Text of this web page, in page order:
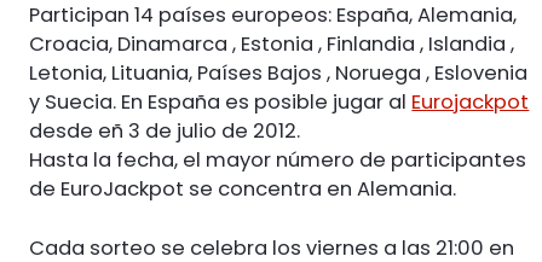
Participan 14 países europeos: España, Alemania,
Croacia, Dinamarca , Estonia , Finlandia , Islandia ,
Letonia, Lituania, Países Bajos , Noruega , Eslovenia
y Suecia. En España es posible jugar al Eurojackpot
desde eñ 3 de julio de 2012.
Hasta la fecha, el mayor número de participantes
de EuroJackpot se concentra en Alemania.
Cada sorteo se celebra los viernes a las 21:00 en